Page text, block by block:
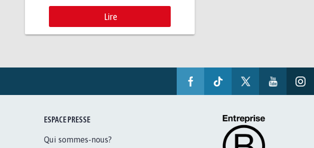
Lire
ESPACE PRESSE
Qui sommes-nous?